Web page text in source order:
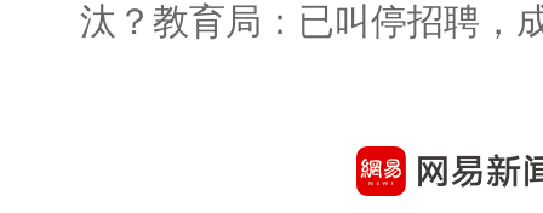
汰？教育局：已叫停招聘，